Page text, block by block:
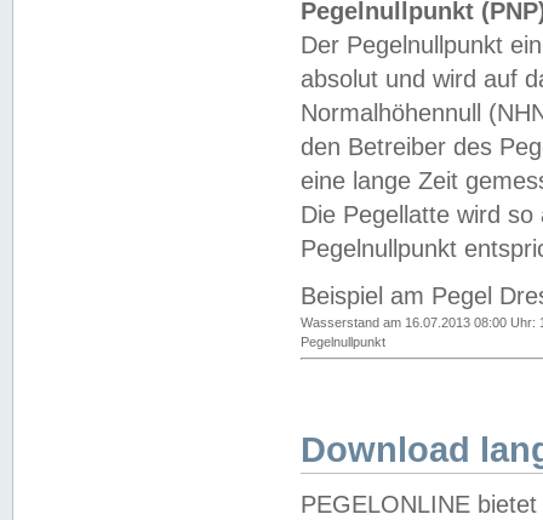
Pegelnullpunkt
Der Pegelnullpunkt
absolut und wird auf
Normalhöhennull
den Betreiber des
eine lange Zeit
Die Pegellatte wird
Pegelnullpunkt
Beispiel am Pegel
Wasserstand am 16.07.2013 08:00 Uhr:
Pegelnullpunkt
Download
PEGELONLINE